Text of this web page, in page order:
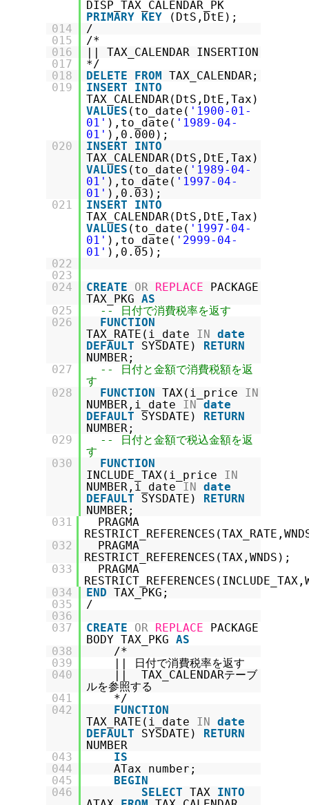
DISP_TAX_CALENDAR_PK
PRIMARY KEY
(DtS,DtE);
014
/
015
/*
016
|| TAX_CALENDAR INSERTION
017
*/
018
DELETE FROM TAX_CALENDAR;
019
INSERT
INTO
TAX_CALENDAR(DtS,DtE,Tax)
VALUES (to_date( '1900-01-
01' ),to_date( '1989-04-
01' ),0.000);
020
INSERT
INTO
TAX_CALENDAR(DtS,DtE,Tax)
VALUES (to_date( '1989-04-
01' ),to_date( '1997-04-
01' ),0.03);
021
INSERT
INTO
TAX_CALENDAR(DtS,DtE,Tax)
VALUES (to_date( '1997-04-
01' ),to_date( '2999-04-
01' ),0.05);
022
023
024
CREATE OR REPLACE
PACKAGE
TAX_PKG AS
025
-- 日付で消費税率を返す
026
FUNCTION
TAX_RATE(i_date IN date
DEFAULT
SYSDATE) RETURN
NUMBER;
027
-- 日付と金額で消費税額を返
す
028
FUNCTION TAX(i_price IN
NUMBER,i_date IN date
DEFAULT
SYSDATE) RETURN
NUMBER;
029
-- 日付と金額で税込金額を返
す
030
FUNCTION
INCLUDE_TAX(i_price IN
NUMBER,i_date IN date
DEFAULT
SYSDATE) RETURN
NUMBER;
031
PRAGMA
032
PRAGMA
RESTRICT_REFERENCES(TAX,WNDS);
033
PRAGMA
034
END TAX_PKG;
035
/
036
037
CREATE OR REPLACE
PACKAGE
BODY TAX_PKG AS
038
/*
039
|| 日付で消費税率を返す
040
|| TAX_CALENDARテーブ
ルを参照する
041
*/
042
FUNCTION
TAX_RATE(i_date IN date
DEFAULT
SYSDATE) RETURN
NUMBER
043
IS
044
ATax number;
045
BEGIN
046
SELECT TAX INTO